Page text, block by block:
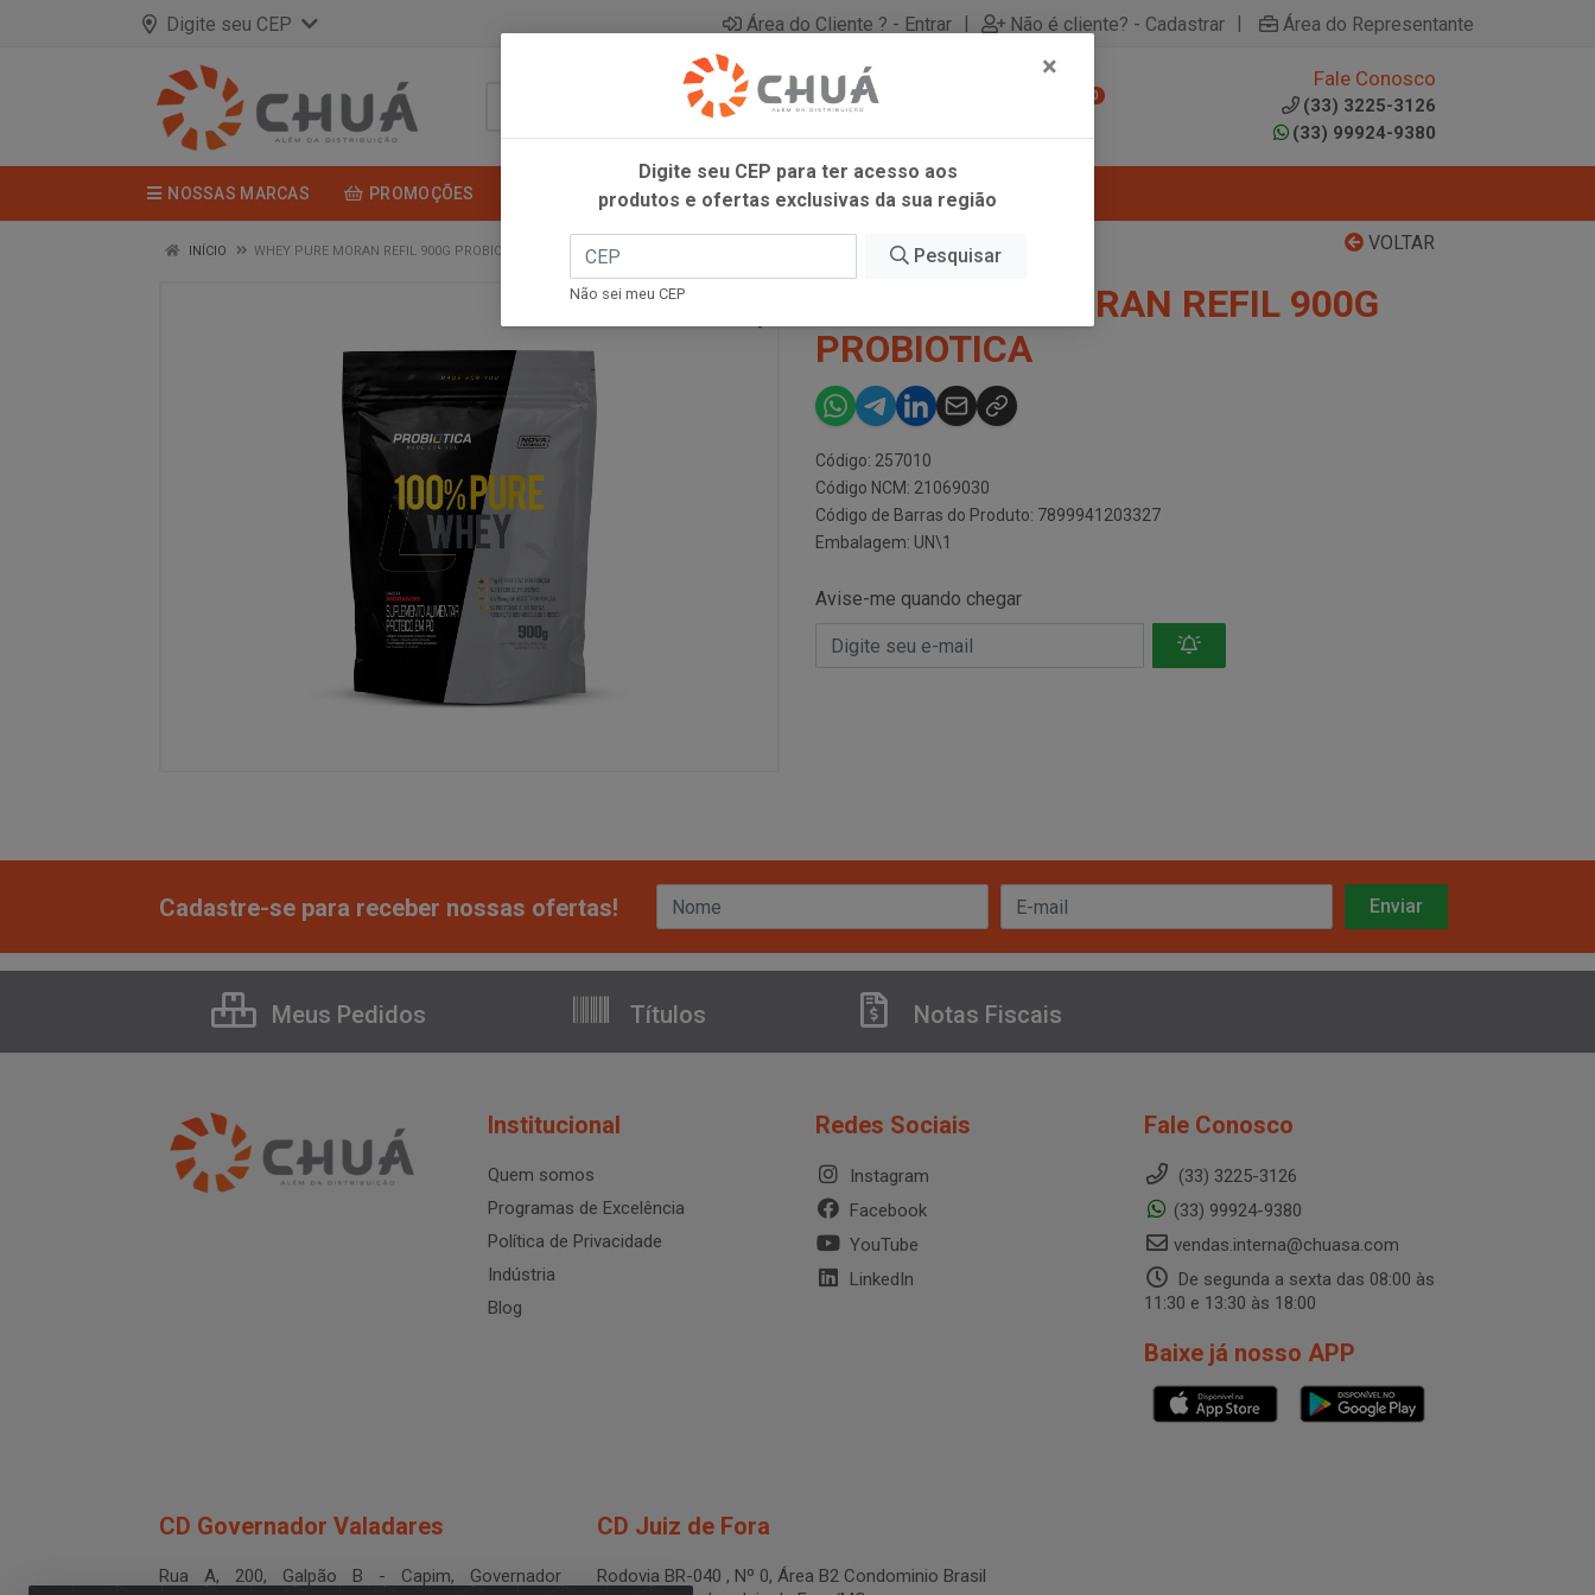
Digite seu CEP Área do Cliente ? - Entrar | Não é cliente? - Cadastrar | Área do Representante
0
Fale Conosco
(33) 3225-3126
(33) 99924-9380
NOSSAS MARCAS PROMOÇÕES
VOLTAR
INÍCIO WHEY PURE MORAN REFIL 900G PROBIOTICA
WHEY PURE MORAN REFIL 900G
PROBIOTICA
Código: 257010
Código NCM: 21069030
Código de Barras do Produto: 7899941203327
Embalagem: UN\1
Avise-me quando chegar
Cadastre-se para receber nossas ofertas!
Meus Pedidos Títulos Notas Fiscais
Institucional
Quem somos
Programas de Excelência
Política de Privacidade
Indústria
Blog
Redes Sociais
Instagram
Facebook
YouTube
LinkedIn
Fale Conosco
(33) 3225-3126
(33) 99924-9380
vendas.interna@chuasa.com
De segunda a sexta das 08:00 às
11:30 e 13:30 às 18:00
Baixe já nosso APP
CD Governador Valadares
Rua A, 200, Galpão B - Capim, Governador
CD Juiz de Fora
Rodovia BR-040 , Nº 0, Área B2 Condominio Brasil
×
Digite seu CEP para ter acesso aos
produtos e ofertas exclusivas da sua região
Pesquisar
Não sei meu CEP